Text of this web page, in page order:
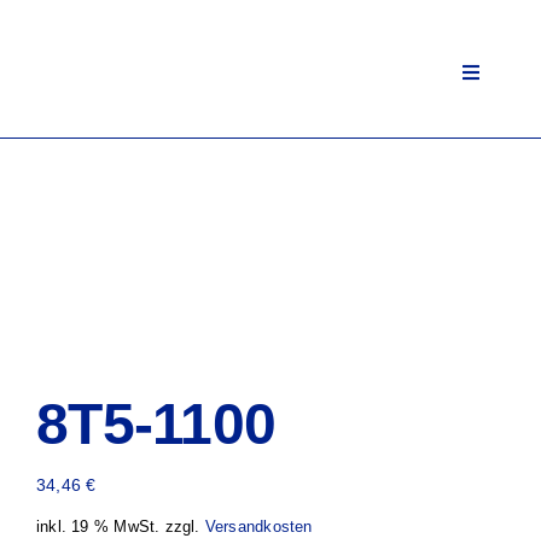
Toggle
8T5-1100
34,46€
inkl. 19 % MwSt. zzgl. Versandkosten